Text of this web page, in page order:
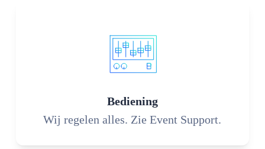
Bediening
Wij regelen alles. Zie Event Support.